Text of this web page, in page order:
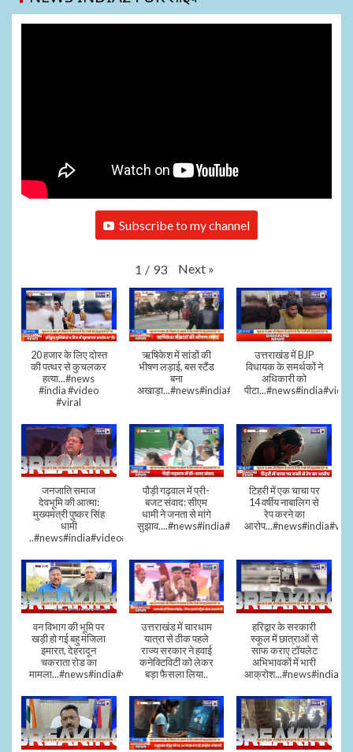
Subscribe to my channel
1 / 93 Next »
20 हजार के लिए दोस्त
की पत्थर से कुचलकर
हत्या...#news
#india #video
#viral
ऋषिकेश में सांडों की
भीषण लड़ाई, बस स्टैंड
बना
अखाड़ा...#news#india#video#viral
उत्तराखंड में BJP
विधायक के समर्थकों ने
अधिकारी को
जनजाति समाज
देवभूमि की आत्मा:
मुख्यमंत्री पुष्कर सिंह
धामी
..#news#india#video#viral
पौड़ी गढ़वाल में प्री-
बजट संवाद: सीएम
धामी ने जनता से मांगे
सुझाव....#news#india#video#viral
टिहरी में एक चाचा पर
14 वर्षीय नाबालिग से
रेप करने का
वन विभाग की भूमि पर
खड़ी हो गई बहु मंजिला
इमारत, देहरादून
चकराता रोड का
मामला...#news#india#video
उत्तराखंड में चारधाम
यात्रा से ठीक पहले
राज्य सरकार ने हवाई
कनेक्टिविटी को लेकर
बड़ा फैसला लिया..
हरिद्वार के सरकारी
स्कूल में छात्राओं से
साफ कराए टॉयलेट
अभिभावकों में भारी
आक्रोश...#news#india